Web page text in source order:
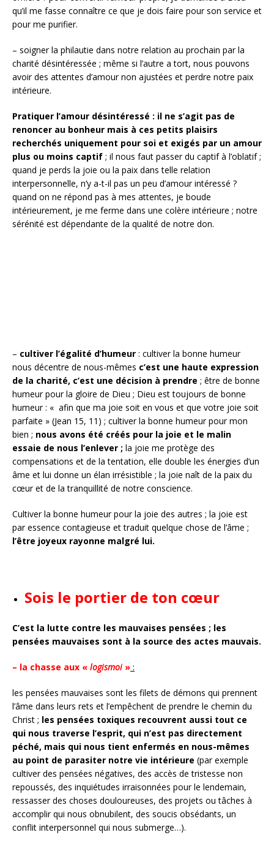
qu’il me fasse connaître ce que je dois faire pour son service et
pour me purifier.
– soigner la philautie dans notre relation au prochain par la
charité désintéressée ; même si l’autre a tort, nous pouvons
avoir des attentes d’amour non ajustées et perdre notre paix
intérieure.
Pratiquer l’amour désintéressé : il ne s’agit pas de
renoncer au bonheur mais à ces petits plaisirs
recherchés uniquement pour soi et exigés par un amour
plus ou moins captif ; il nous faut passer du captif à l’oblatif ;
quand je perds la joie ou la paix dans telle relation
interpersonnelle, n’y a-t-il pas un peu d’amour intéressé ?
quand on ne répond pas à mes attentes, je boude
intérieurement, je me ferme dans une colère intérieure ; notre
sérénité est dépendante de la qualité de notre don.
– cultiver l’égalité d’humeur : cultiver la bonne humeur
nous décentre de nous-mêmes c’est une haute expression
de la charité, c’est une décision à prendre ; être de bonne
humeur pour la gloire de Dieu ; Dieu est toujours de bonne
humeur : « afin que ma joie soit en vous et que votre joie soit
parfaite » (Jean 15, 11) ; cultiver la bonne humeur pour mon
bien ; nous avons été créés pour la joie et le malin
essaie de nous l’enlever ; la joie me protège des
compensations et de la tentation, elle double les énergies d’un
âme et lui donne un élan irrésistible ; la joie naît de la paix du
cœur et de la tranquillité de notre conscience.
Cultiver la bonne humeur pour la joie des autres ; la joie est
par essence contagieuse et traduit quelque chose de l’âme ;
l’être joyeux rayonne malgré lui.
Sois le portier de ton cœur
C’est la lutte contre les mauvaises pensées ; les
pensées mauvaises sont à la source des actes mauvais.
– la chasse aux « logismoi» :
les pensées mauvaises sont les filets de démons qui prennent
l’âme dans leurs rets et l’empêchent de prendre le chemin du
Christ ; les pensées toxiques recouvrent aussi tout ce
qui nous traverse l’esprit, qui n’est pas directement
péché, mais qui nous tient enfermés en nous-mêmes
au point de parasiter notre vie intérieure (par exemple
cultiver des pensées négatives, des accès de tristesse non
repoussés, des inquiétudes irraisonnées pour le lendemain,
ressasser des choses douloureuses, des projets ou tâches à
accomplir qui nous obnubilent, des soucis obsédants, un
conflit interpersonnel qui nous submerge…).